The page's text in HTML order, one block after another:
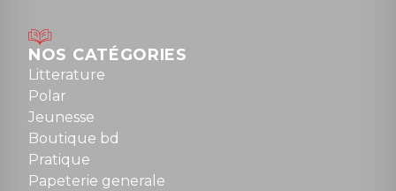
Mardi au samedi : 10h à 13h / 14h à 19h
Dimanche : 10h30 à 12h30
Tel : 01 48 89 13 88
NOUS CONTACTER
contact@la-griffe-noire.com
NOS CATÉGORIES
Litterature
Polar
Jeunesse
Boutique bd
Pratique
Papeterie generale